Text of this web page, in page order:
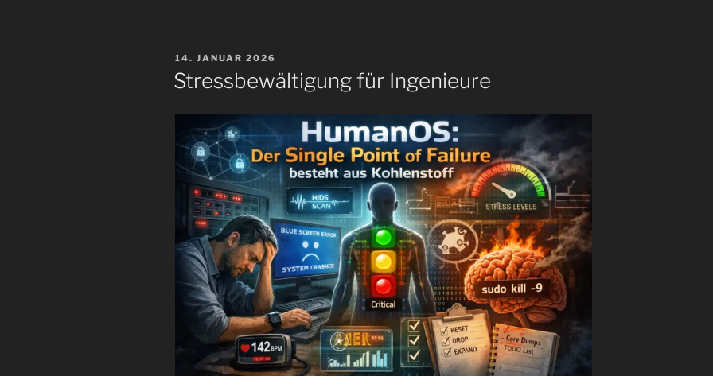
–
nicht“
VERÖFFENTLICHT
AM
14. JANUAR 2026
Stressbewältigung für Ingenieure